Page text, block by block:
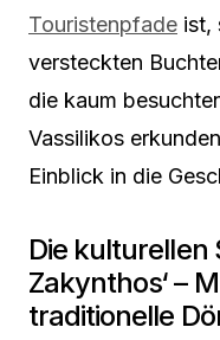
Touristenpfade ist,
versteckten
die kaum
Vassilikos
Einblick in die
Die kulturellen
Zakynthos‘ –
traditionelle